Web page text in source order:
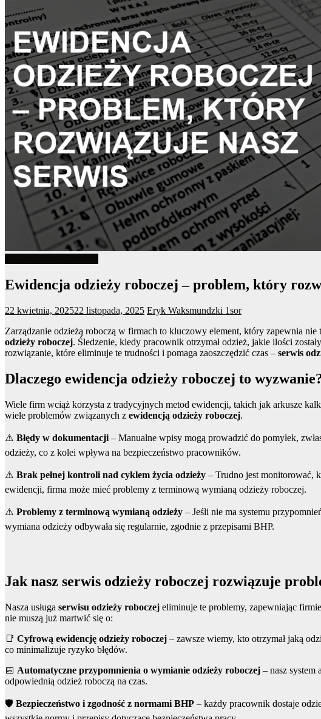
Ewidencja odzieży roboczej – problem, który
22 kwietnia, 202522 listopada, 2025 Eryk Waksmundzki 1sor
Zarządzanie odzieżą roboczą w firmach to kluczowy element, który zapewnia
odzieży roboczej. Śledzenie, kiedy pracownik otrzymał odzież, jakie ilości
rozwiązanie, które eliminuje te trudności i pomaga zaoszczędzić czas – serwis
Dlaczego ewidencja odzieży roboczej to
Wiele firm wciąż korzysta z tradycyjnych metod ewidencji, takich jak arkusze
wiele problemów związanych z ewidencją odzieży roboczej.
⚠️ Błędy w dokumentacji – Manualne wpisy mogą prowadzić do pomyłek,
odzieży, co z kolei wpływa na bezpieczeństwo pracowników.
⚠️ Brak pełnej kontroli nad cyklem życia odzieży – Trudno jest monitorować,
ewidencji, firma może mieć problemy z terminową wymianą odzieży roboczej.
⚠️ Problemy z terminową wymianą odzieży – Jeśli nie ma systemu
wymiana odzieży odbywała się regularnie, zgodnie z przepisami BHP.
Jak nasz serwis odzieży roboczej rozwiązuje
Nasza usługa serwisu odzieży roboczej eliminuje te problemy, zapewniając
nie muszą już martwić się o:
📑 Cyfrową ewidencję odzieży roboczej – zawsze wiemy, kto otrzymał jaką
co minimalizuje ryzyko błędów.
📅 Automatyczne przypomnienia o wymianie odzieży roboczej – nasz
odpowiednią odzież roboczą na czas.
🛡️ Bezpieczeństwo i zgodność z normami BHP – każdy pracownik dostaje